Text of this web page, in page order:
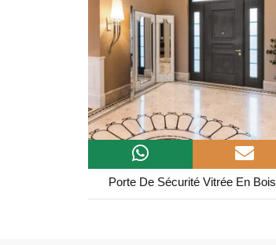
Porte De Sécurité Vitrée En Bois